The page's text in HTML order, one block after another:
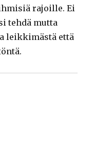
rajoille. Ei
tehdä mutta
leikkimästä että